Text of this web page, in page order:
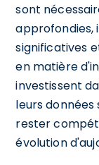
sont
approfondies,
significatives
en matière
investissent
leurs
rester
évolution